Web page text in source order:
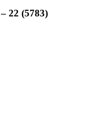
22 (5783)